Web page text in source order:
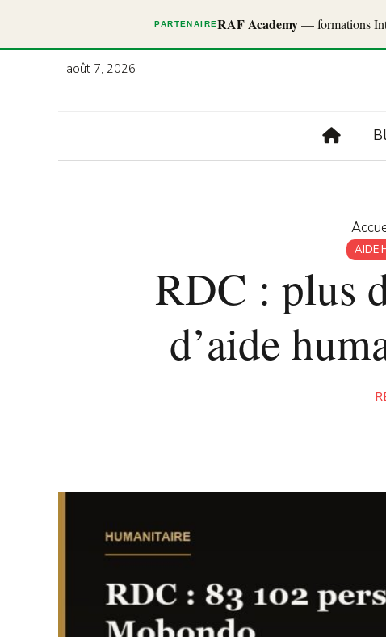
PARTENAIRERAF Academy— formations
août 7, 2026
AIDE
RDC : plus
d’aide